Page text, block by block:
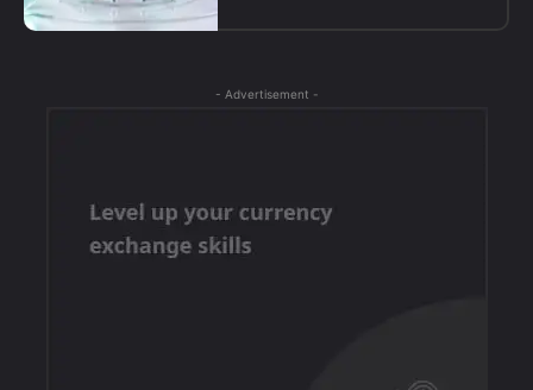
- Advertisement -